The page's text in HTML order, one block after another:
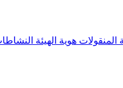
المنقولات هوية الهيئة